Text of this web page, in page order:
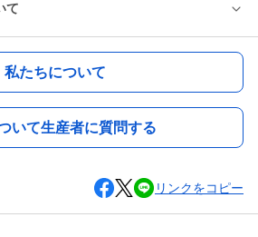
て
私たちについて
いて生産者に質問する
リンクをコピー